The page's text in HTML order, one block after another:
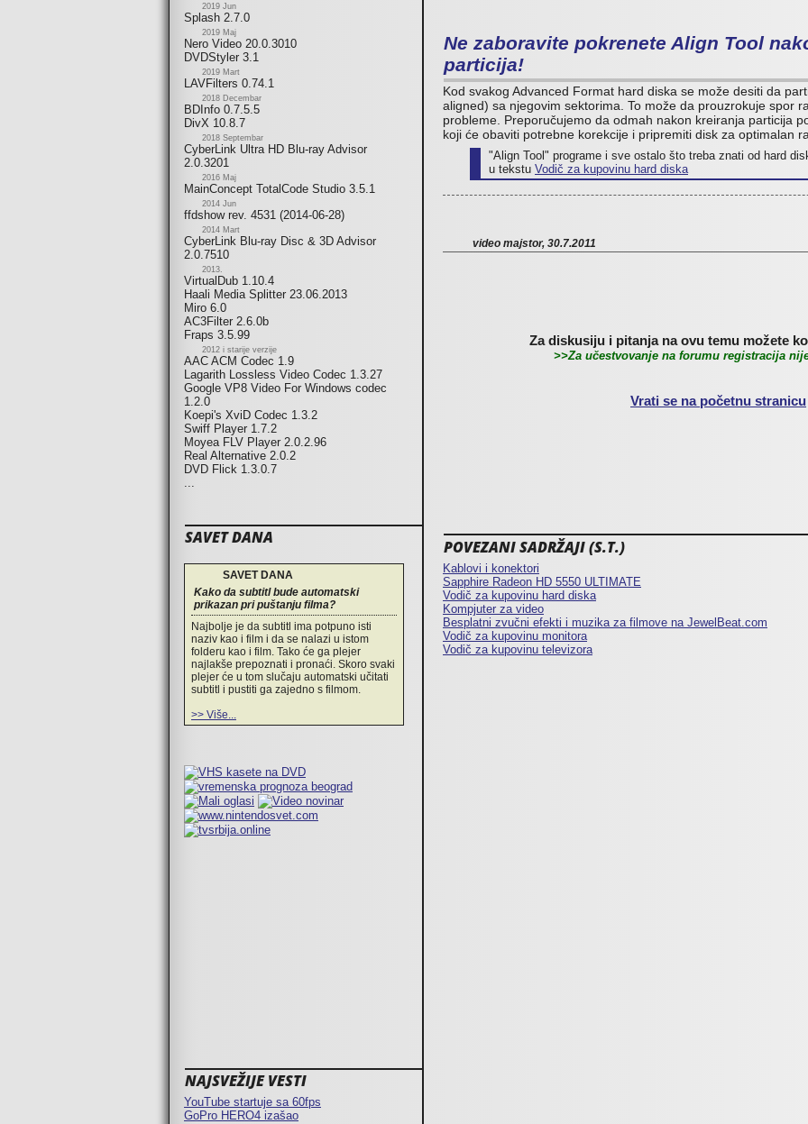
2019 Jun
Splash 2.7.0
2019 Maj
Nero Video 20.0.3010
DVDStyler 3.1
2019 Mart
LAVFilters 0.74.1
2018 Decembar
BDInfo 0.7.5.5
DivX 10.8.7
2018 Septembar
CyberLink Ultra HD Blu-ray Advisor
2.0.3201
2016 Maj
MainConcept TotalCode Studio 3.5.1
2014 Jun
ffdshow rev. 4531 (2014-06-28)
2014 Mart
CyberLink Blu-ray Disc & 3D Advisor
2.0.7510
2013.
VirtualDub 1.10.4
Haali Media Splitter 23.06.2013
Miro 6.0
AC3Filter 2.6.0b
Fraps 3.5.99
2012 i starije verzije
AAC ACM Codec 1.9
Lagarith Lossless Video Codec 1.3.27
Google VP8 Video For Windows codec
1.2.0
Koepi's XviD Codec 1.3.2
Swiff Player 1.7.2
Moyea FLV Player 2.0.2.96
Real Alternative 2.0.2
DVD Flick 1.3.0.7
...
SAVET DANA
SAVET DANA
Kako da subtitl bude automatski
prikazan pri puštanju filma?
Najbolje je da subtitl ima potpuno isti
naziv kao i film i da se nalazi u istom
folderu kao i film. Tako će ga plejer
najlakše prepoznati i pronaći. Skoro svaki
plejer će u tom slučaju automatski učitati
subtitl i pustiti ga zajedno s filmom.
>> Više...
NAJSVEŽIJE VESTI
YouTube startuje sa 60fps
GoPro HERO4 izašao
Ne zaboravite pokrenete Align Tool
particija!
Kod svakog Advanced Format hard diska se može desiti da
aligned) sa njegovim sektorima. To može da prouzrokuje spor
probleme. Preporučujemo da odmah nakon kreiranja particija
koji će obaviti potrebne korekcije i pripremiti disk za optimalan
"Align Tool" programe i sve ostalo što treba znati od hard
u tekstu Vodič za kupovinu hard diska
video majstor, 30.7.2011
Za diskusiju i pitanja na ovu temu možete
>>Za učestvovanje na forumu registracija
Vrati se na početnu stranicu
POVEZANI SADRŽAJI (S.T.)
Kablovi i konektori
Sapphire Radeon HD 5550 ULTIMATE
Vodič za kupovinu hard diska
Kompjuter za video
Besplatni zvučni efekti i muzika za filmove na JewelBeat.com
Vodič za kupovinu monitora
Vodič za kupovinu televizora